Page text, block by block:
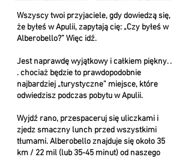
Wszyscy twoi przyjaciele, gdy dowiedzą się,
że byłeś w Apulii, zapytają cię: „Czy byłeś w
Alberobello?” Więc idź.
Jest naprawdę wyjątkowy i całkiem piękny. .
. chociaż będzie to prawdopodobnie
najbardziej „turystyczne” miejsce, które
odwiedzisz podczas pobytu w Apulii.
Wyjdź rano, przespaceruj się uliczkami i
zjedz smaczny lunch przed wszystkimi
tłumami. Alberobello znajduje się około 35
km / 22 mil (lub 35-45 minut) od naszego